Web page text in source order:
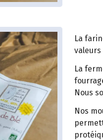
La
La
Nous
Nos